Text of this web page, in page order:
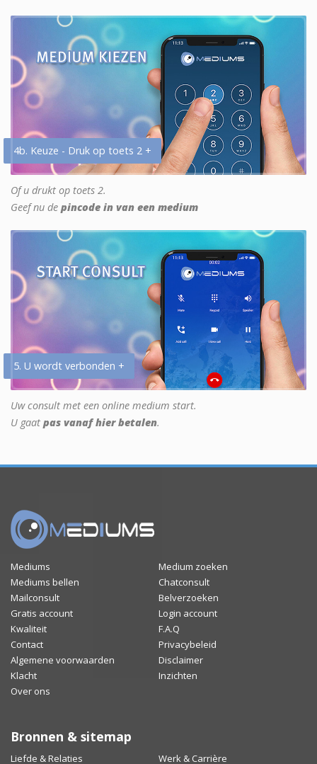
4b. Keuze - Druk op toets 2 +
Of u drukt op toets 2.
Geef nu de pincode in van een medium
5. U wordt verbonden +
Uw consult met een online medium start.
U gaat pas vanaf hier betalen.
Mediums
Medium zoeken
Mediums bellen
Chatconsult
Mailconsult
Belverzoeken
Gratis account
Login account
Kwaliteit
F.A.Q
Contact
Privacybeleid
Algemene voorwaarden
Disclaimer
Klacht
Inzichten
Over ons
Bronnen & sitemap
Liefde & Relaties Werk & Carrière